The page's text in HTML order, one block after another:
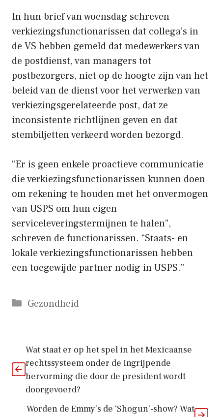
In hun brief van woensdag schreven
verkiezingsfunctionarissen dat collega’s in
de VS hebben gemeld dat medewerkers van
de postdienst, van managers tot
postbezorgers, niet op de hoogte zijn van het
beleid van de dienst voor het verwerken van
verkiezingsgerelateerde post, dat ze
inconsistente richtlijnen geven en dat
stembiljetten verkeerd worden bezorgd.
“Er is geen enkele proactieve communicatie
die verkiezingsfunctionarissen kunnen doen
om rekening te houden met het onvermogen
van USPS om hun eigen
serviceleveringstermijnen te halen”,
schreven de functionarissen. “Staats- en
lokale verkiezingsfunctionarissen hebben
een toegewijde partner nodig in USPS.”
Categorieën
Gezondheid
Wat staat er op het spel in het Mexicaanse
rechtssysteem onder de ingrijpende
hervorming die door de president wordt
doorgevoerd?
Worden de Emmy’s de ‘Shogun’-show? Wat